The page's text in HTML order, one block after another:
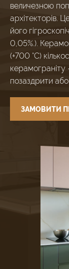
величезною
архітекторів.
його
0,05%.).
(+700 °C)
позаздрити
ЗАМОВИТИ